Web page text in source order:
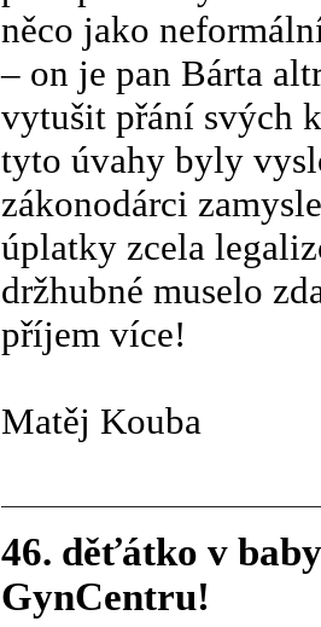
něco jako
– on je pan Bárta
vytušit přání svých
tyto úvahy byly
zákonodárci
úplatky zcela
držhubné muselo
příjem více!
Matěj Kouba
46. děťátko v
GynCentru!